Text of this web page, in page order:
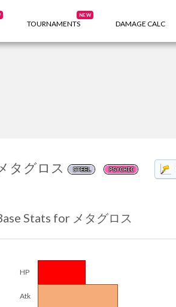
TOURNAMENTS
NEW
DAMAGE CALC
タグロス STEEL PSYCHIC
Stats for メタグロス
HP
Atk